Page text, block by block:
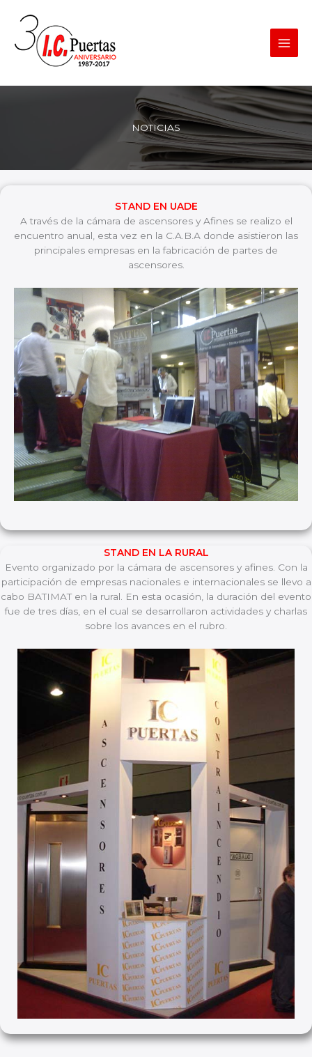
contenido
NOTICIAS
STAND EN UADE
A través de la cámara de ascensores y Afines se realizo el
encuentro anual, esta vez en la C.A.B.A donde asistieron las
principales empresas en la fabricación de partes de
ascensores.
STAND EN LA RURAL
Evento organizado por la cámara de ascensores y afines. Con la
participación de empresas nacionales e internacionales se llevo a
cabo BATIMAT en la rural. En esta ocasión, la duración del evento
fue de tres días, en el cual se desarrollaron actividades y charlas
sobre los avances en el rubro.